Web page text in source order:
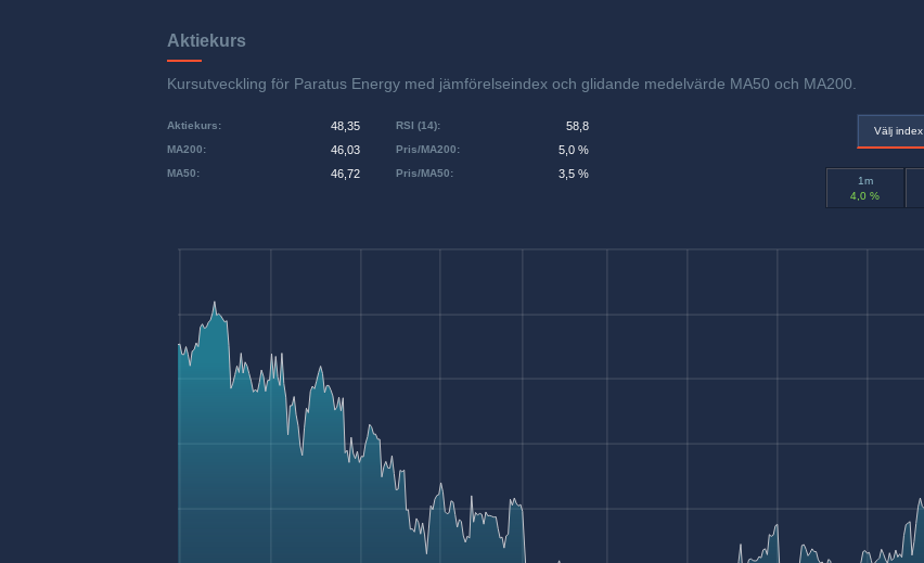
Aktiekurs
Kursutveckling för Paratus Energy med jämförelseindex och glidande medelvärde MA50 och MA200.
Aktiekurs: 48,35
MA50: 46,72
MA200: 46,03 Pris/MA200: 5,0 %
RSI (14): 58,8
Pris/MA50: 3,5 %
Välj index
1m
4,0 %